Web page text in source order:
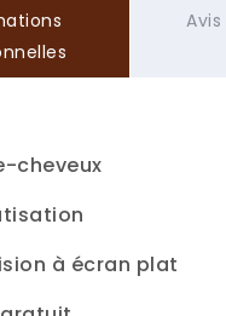
cheveux
à écran plat